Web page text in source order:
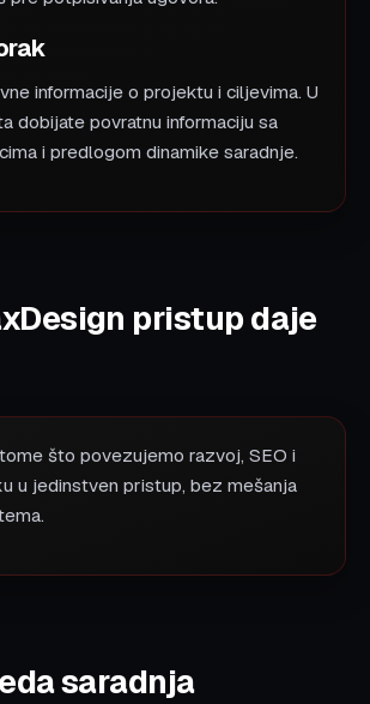
informacije o projektu i ciljevima. U
dobijate povratnu informaciju sa
i predlogom dinamike saradnje.
pristup daje
što povezujemo razvoj, SEO i
u jedinstven pristup, bez mešanja
saradnja